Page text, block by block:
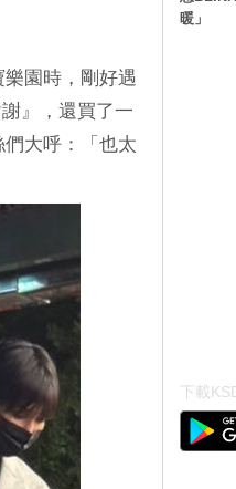
園時，剛好遇
』，還買了一
大呼：「也太
暖」
下載